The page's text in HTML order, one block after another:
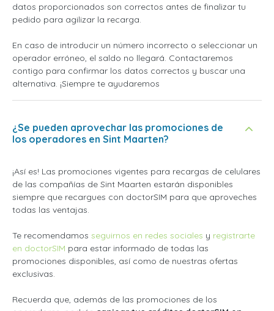
datos proporcionados son correctos antes de finalizar tu
pedido para agilizar la recarga.
En caso de introducir un número incorrecto o seleccionar un
operador erróneo, el saldo no llegará. Contactaremos
contigo para confirmar los datos correctos y buscar una
alternativa. ¡Siempre te ayudaremos
¿Se pueden aprovechar las promociones de
los operadores en Sint Maarten?
¡Así es! Las promociones vigentes para recargas de celulares
de las compañías de Sint Maarten estarán disponibles
siempre que recargues con doctorSIM para que aproveches
todas las ventajas.
Te recomendamos seguirnos en redes sociales y registrarte
en doctorSIM para estar informado de todas las
promociones disponibles, así como de nuestras ofertas
exclusivas.
Recuerda que, además de las promociones de los